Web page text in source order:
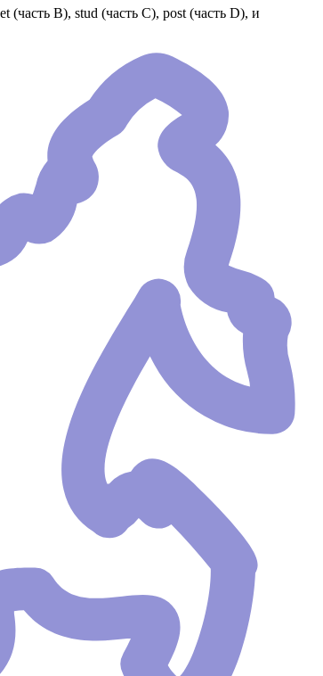
(часть В), stud (часть С), post (часть D), и